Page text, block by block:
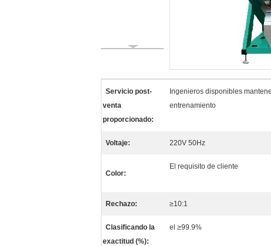
Servicio post-
venta
proporcionado:
Ingenieros disponibles
entrenamiento
Voltaje: 220V 50Hz
Color:
El requisito de cliente
Rechazo: ≥10:1
Clasificando la
exactitud (%):
el ≥99.9%